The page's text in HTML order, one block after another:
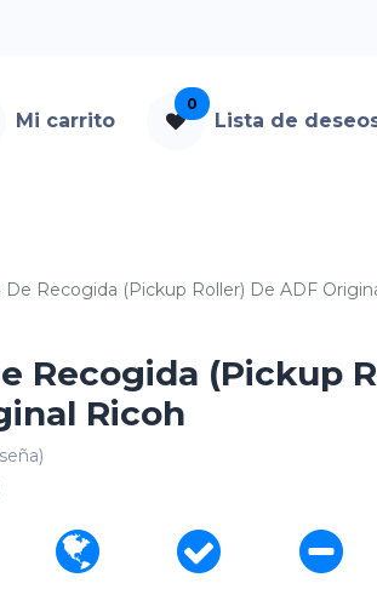
Mi carrito
0
Lista de
De Recogida (Pickup Roller) De ADF
Recogida (Pickup
Ricoh